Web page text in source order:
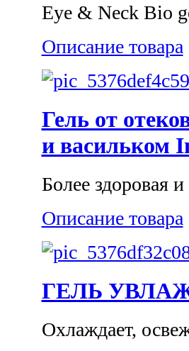
Eye & Neck Bio
Описание товара
Гель от
и васильком
Более здоровая
Описание товара
ГЕЛЬ
Охлаждает,